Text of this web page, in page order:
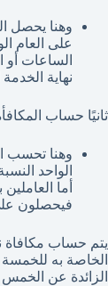
على العام
الساعات أو
نهاية الخدمة الخاصة به 10
ثانيًا حساب المكافأة بعد
وهنا تحسب
الواحد
أما
فيحصلون على مكافأة 15
يتم حساب مكافاة
الخاصة به للخمسة
الزائدة عن